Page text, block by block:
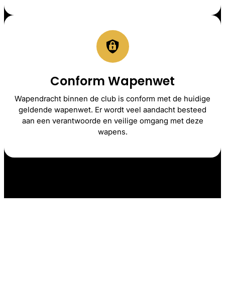
Conform Wapenwet
Wapendracht binnen de club is conform met de huidige
geldende wapenwet. Er wordt veel aandacht besteed
aan een verantwoorde en veilige omgang met deze
wapens.